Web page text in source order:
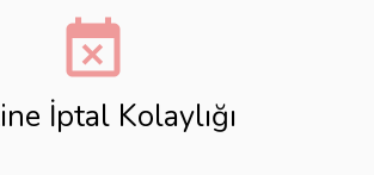
event_busy
İptal Kolaylığı